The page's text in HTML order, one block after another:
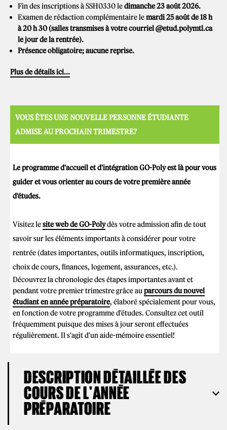
Fin des inscriptions à SSH0330 ledimanche 23 août 2026.
Examen de rédaction complémentaire lemardi 25 août de 18 h
à 20 h 30 (salles transmises à votre courriel @etud.polymtl.ca
le jour de la rentrée).
Présence obligatoire; aucune reprise.
Plus de détails ici...
VOUS ÊTES UNE NOUVELLE PERSONNE ÉTUDIANTE
ADMISE AU PROCHAIN TRIMESTRE?
Le programme d'accueil et d'intégration GO-Poly est là pour vous
guider et vous orienter au cours de votre première année
d'études.
Visitez lesite web de GO-Polydès votre admission afin de tout
savoir sur les éléments importants à considérer pour votre
rentrée (dates importantes, outils informatiques, inscription,
choix de cours, finances, logement, assurances, etc.).
Découvrez la chronologie des étapes importantes avant et
pendant votre premier trimestre grâce auparcours du nouvel
étudiant en année préparatoire, élaboré spécialement pour vous,
en fonction de votre programme d'études. Consultez cet outil
fréquemment puisque des mises à jour seront effectuées
régulièrement. Il s'agit d'un aide-mémoire essentiel!
DESCRIPTION DÉTAILLÉE DES
COURS DE L'ANNÉE
PRÉPARATOIRE